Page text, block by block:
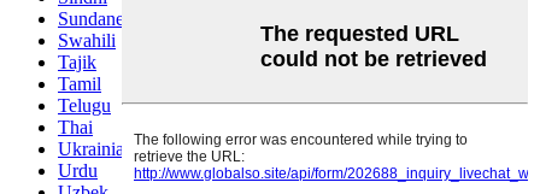
Sundanese
Swahili
Tajik
Tamil
Telugu
Thai
Ukrainian
Urdu